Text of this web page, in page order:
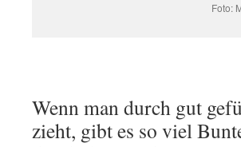
Foto:
Wenn man durch gut
zieht, gibt es so viel